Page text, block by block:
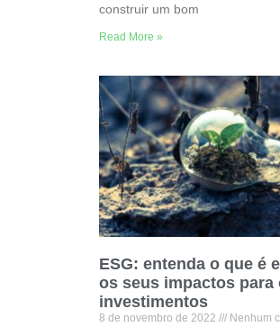
construir um bom
Read More »
ESG: entenda o que é
os seus impactos para
investimentos
8 de novembro de 2022 Nenhum